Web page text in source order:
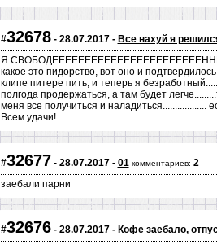
#32678- 28.07.2017 - Все нахуй я
Я
какое это пидорство, вот оно и
клипе питере пить, и теперь я
полгода продержаться, а там будет
меня все получиться и наладиться..................
Всем удачи!
#32677 - 28.07.2017 - 01 комментариев: 2
заебали парни
#32676- 28.07.2017 - Кофе заебало,